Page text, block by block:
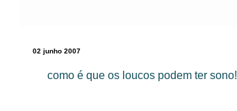
02 junho 2007
como é que os loucos podem ter sono!